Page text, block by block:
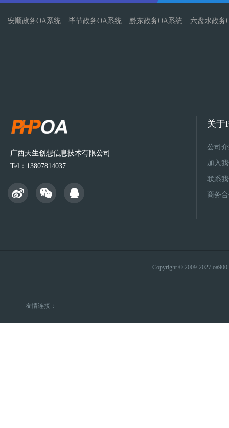
安顺政务OA系统 毕节政务OA系统 黔东政务OA系统 六盘水政务
广西天生创想信息技术有限公司
Tel：13807814037
关于
公司
加入
联系
商务
Copyright © 2009-2027
友情连接：